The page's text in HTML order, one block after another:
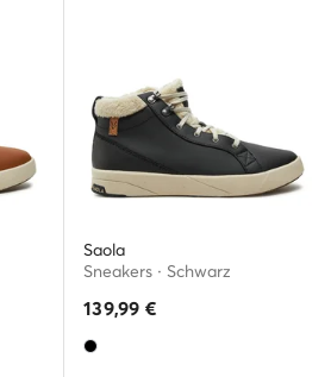
Saola
Sneakers · Schwarz
139,99 €